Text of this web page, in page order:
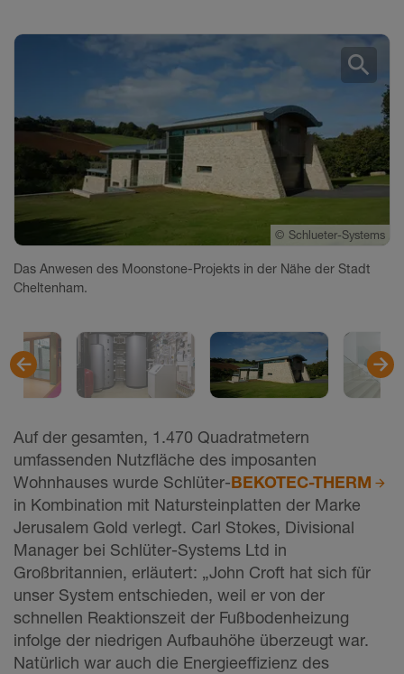
© Schlueter-Systems
Das Anwesen des Moonstone-Projekts in der Nähe der Stadt
Cheltenham.
© Schlueter-Systems
© Schlueter-Systems
© Schlueter-Systems
© Schlueter-Systems
© Schlueter-Systems
© Schlueter-Systems
© Schlueter-Systems
search
Auf der gesamten, 1.470 Quadratmetern
umfassenden Nutzfläche des imposanten
Wohnhauses wurde Schlüter-BEKOTEC-THERM
in Kombination mit Natursteinplatten der Marke
Jerusalem Gold verlegt. Carl Stokes, Divisional
Manager bei Schlüter-Systems Ltd in
Großbritannien, erläutert: „John Croft hat sich für
unser System entschieden, weil er von der
schnellen Reaktionszeit der Fußbodenheizung
infolge der niedrigen Aufbauhöhe überzeugt war.
Natürlich war auch die Energieeffizienz des